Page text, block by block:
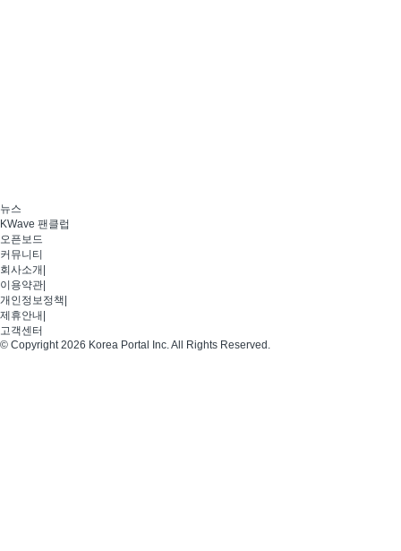
뉴스
KWave 팬클럽
오픈보드
커뮤니티
회사소개
이용약관
개인정보정책
제휴안내
고객센터
© Copyright 2026 Korea Portal Inc. All Rights Reserved.